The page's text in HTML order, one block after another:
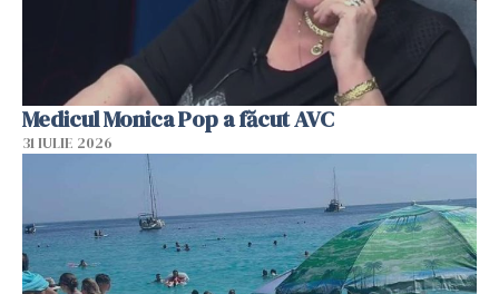
Medicul Monica Pop a făcut AVC
31 IULIE 2026